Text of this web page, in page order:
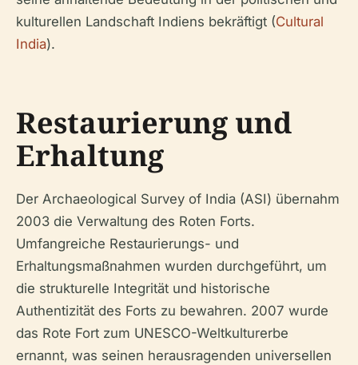
kulturellen Landschaft Indiens bekräftigt (Cultural
India).
Restaurierung und
Erhaltung
Der Archaeological Survey of India (ASI) übernahm
2003 die Verwaltung des Roten Forts.
Umfangreiche Restaurierungs- und
Erhaltungsmaßnahmen wurden durchgeführt, um
die strukturelle Integrität und historische
Authentizität des Forts zu bewahren. 2007 wurde
das Rote Fort zum UNESCO-Weltkulturerbe
ernannt, was seinen herausragenden universellen